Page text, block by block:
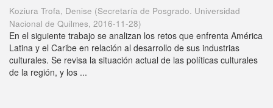
Koziura Trofa, Denise (Secretaría de Posgrado. Universidad
Nacional de Quilmes, 2016-11-28)
En el siguiente trabajo se analizan los retos que enfrenta América
Latina y el Caribe en relación al desarrollo de sus industrias
culturales. Se revisa la situación actual de las políticas culturales
de la región, y los ...